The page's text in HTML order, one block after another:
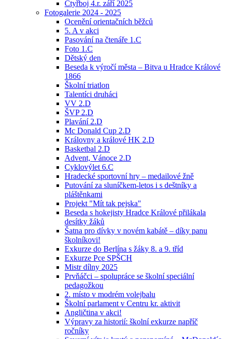
Čtyřboj 4.r. září 2025
Fotogalerie 2024 - 2025
Ocenění orientačních běžců
5. A v akci
Pasování na čtenáře 1.C
Foto 1.C
Dětský den
Beseda k výročí města – Bitva u Hradce Králové
1866
Školní triatlon
Talentíci druháci
VV 2.D
ŠVP 2.D
Plavání 2.D
Mc Donald Cup 2.D
Královny a králové HK 2.D
Basketbal 2.D
Advent, Vánoce 2.D
Cyklovýlet 6.C
Hradecké sportovní hry – medailové žně
Putování za sluníčkem-letos i s deštníky a
pláštěnkami
Projekt "Mít tak pejska"
Beseda s hokejisty Hradce Králové přilákala
desítky žáků
Šatna pro dívky v novém kabátě – díky panu
školníkovi!
Exkurze do Berlína s žáky 8. a 9. tříd
Exkurze Pce SPŠCH
Mistr dílny 2025
Prvňáčci – spolupráce se školní speciální
pedagožkou
2. místo v modrém volejbalu
Školní parlament v Centru kr. aktivit
Angličtina v akci!
Výpravy za historií: školní exkurze napříč
ročníky